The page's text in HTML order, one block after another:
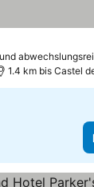
1.4 km bis Castel